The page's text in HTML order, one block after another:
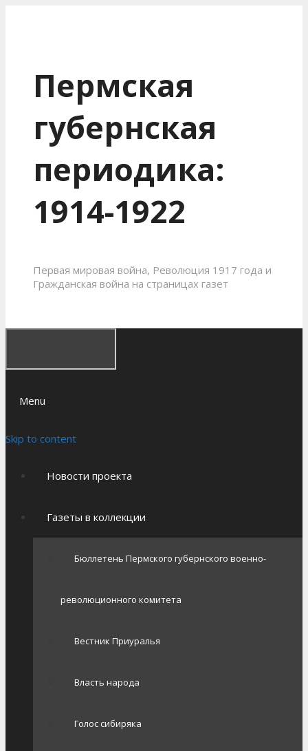
Пермская
губернская
периодика:
1914-1922
Первая мировая война, Революция 1917 года и
Гражданская война на страницах газет
Menu
Skip to content
Новости проекта
Газеты в коллекции
Бюллетень Пермского губернского военно-
революционного комитета
Вестник Приуралья
Власть народа
Голос сибиряка